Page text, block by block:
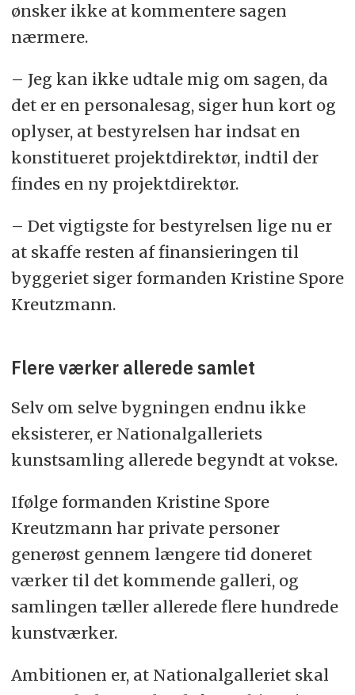
ønsker ikke at kommentere sagen
nærmere.
– Jeg kan ikke udtale mig om sagen, da
det er en personalesag, siger hun kort og
oplyser, at bestyrelsen har indsat en
konstitueret projektdirektør, indtil der
findes en ny projektdirektør.
– Det vigtigste for bestyrelsen lige nu er
at skaffe resten af finansieringen til
byggeriet siger formanden Kristine Spore
Kreutzmann.
Flere værker allerede samlet
Selv om selve bygningen endnu ikke
eksisterer, er Nationalgalleriets
kunstsamling allerede begyndt at vokse.
Ifølge formanden Kristine Spore
Kreutzmann har private personer
generøst gennem længere tid doneret
værker til det kommende galleri, og
samlingen tæller allerede flere hundrede
kunstværker.
Ambitionen er, at Nationalgalleriet skal